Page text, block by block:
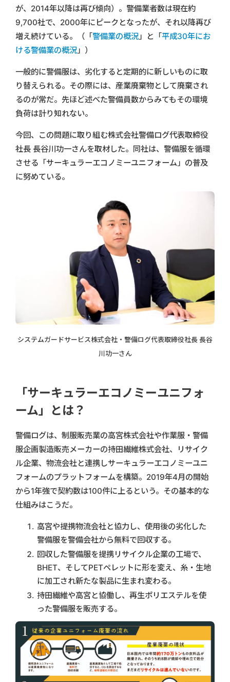
が、2014年以降は再び傾向）。警備業者数は現在約
9,700社で、2000年にピークとなったが、それ以降再び
増え続けている。（「警備業の概況」と「平成30年にお
ける警備業の概況」）
一般的に警備服は、劣化すると定期的に新しいものに取
り替えられる。その際には、産業廃棄物として廃棄され
るのが常だ。先ほど述べた警備員数からみてもその環境
負荷は計り知れない。
今回、この問題に取り組む株式会社警備ログ代表取締役
社長 長谷川功一さんを取材した。同社は、警備服を循環
させる「サーキュラーエコノミーユニフォーム」の普及
に努めている。
システムガードサービス株式会社・警備ログ代表取締役社長 長谷
川功一さん
「サーキュラーエコノミーユニフォ
ーム」とは？
警備ログは、制服販売業の高宮株式会社や作業服・警備
服企画製造販売メーカーの持田繊維株式会社、リサイク
ル企業、物流会社と連携しサーキュラーエコノミーユニ
フォームのプラットフォームを構築。2019年4月の開始
から1年強で契約数は100件に上るという。その基本的な
仕組みはこうだ。
高宮や提携物流会社と協力し、使用後の劣化した
警備服を警備会社から無料で回収する。
回収した警備服を提携リサイクル企業の工場で、
BHET、そしてPETペレットに形を変え、糸・生地
に加工され新たな製品に生まれ変わる。
持田繊維や高宮と協働し、再生ポリエステルを使
った警備服を販売する。